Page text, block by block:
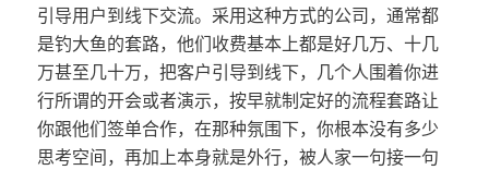
引导用户到线下交流。采用这种方式的公司，通常都
是钓大鱼的套路，他们收费基本上都是好几万、十几
万甚至几十万，把客户引导到线下，几个人围着你进
行所谓的开会或者演示，按早就制定好的流程套路让
你跟他们签单合作，在那种氛围下，你根本没有多少
思考空间，再加上本身就是外行，被人家一句接一句